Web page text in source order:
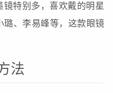
特别多，喜欢戴的明星
、李易峰等，这款眼镜
法